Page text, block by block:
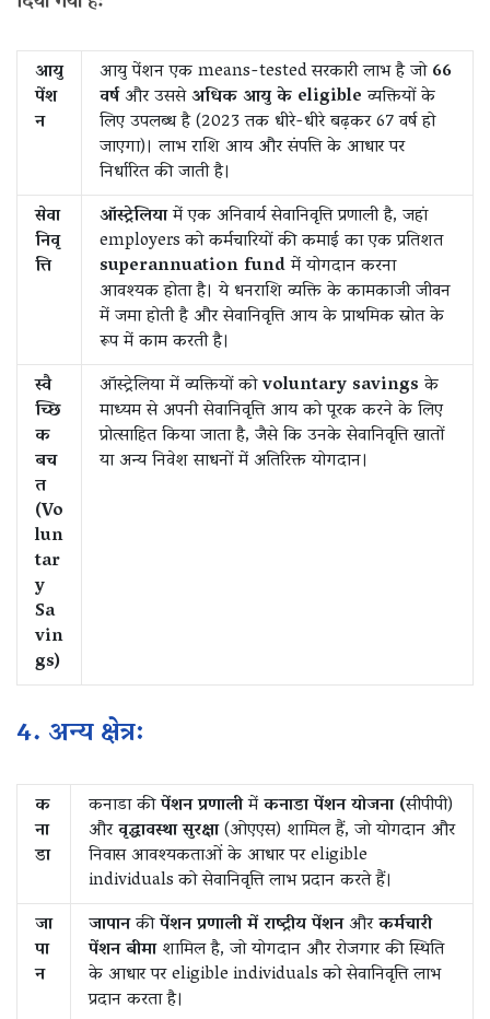
आयु
पेंश
न
आयु पेंशन एक means-tested सरकारी लाभ है जो66
वर्षऔर उससेअधिक आयु के eligible व्यक्तियों के
लिए उपलब्ध है (2023 तक धीरे-धीरे बढ़कर 67 वर्ष हो
जाएगा)। लाभ राशि आय और संपत्ति के आधार पर
निर्धारित की जाती है।
सेवा
निवृ
त्ति
ऑस्ट्रेलियामें एक अनिवार्य सेवानिवृत्ति प्रणाली है, जहां
employers को कर्मचारियों की कमाई का एक प्रतिशत
superannuation fundमें योगदान करना
आवश्यक होता है। ये धनराशि व्यक्ति के कामकाजी जीवन
में जमा होती है और सेवानिवृत्ति आय के प्राथमिक स्रोत के
रूप में काम करती है।
स्वै
च्छि
क
बच
त
(Vo
lun
tar
y
Sa
vin
gs)
ऑस्ट्रेलिया में व्यक्तियों कोvoluntary savings के
माध्यम से अपनी सेवानिवृत्ति आय को पूरक करने के लिए
प्रोत्साहित किया जाता है, जैसे कि उनके सेवानिवृत्ति खातों
या अन्य निवेश साधनों में अतिरिक्त योगदान।
4. अन्य क्षेत्र:
क
ना
डा
कनाडा कीपेंशन प्रणालीमेंकनाडा पेंशन योजना (सीपीपी)
औरवृद्धावस्था सुरक्षा(ओएएस) शामिल हैं, जो योगदान और
निवास आवश्यकताओं के आधार पर eligible
individuals को सेवानिवृत्ति लाभ प्रदान करते हैं।
जा
पा
न
जापानकीपेंशन प्रणाली में राष्ट्रीय पेंशनऔरकर्मचारी
पेंशन बीमाशामिल है, जो योगदान और रोजगार की स्थिति
के आधार पर eligible individuals को सेवानिवृत्ति लाभ
प्रदान करता है।